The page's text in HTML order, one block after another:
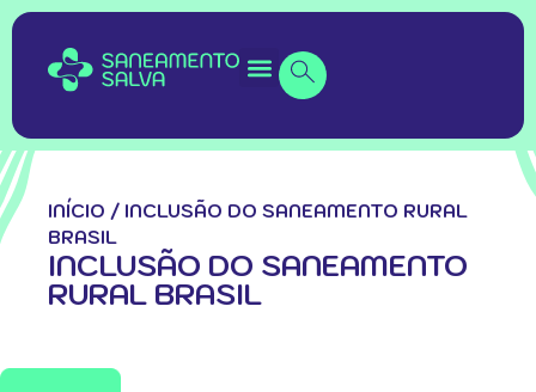
INÍCIO / INCLUSÃO DO SANEAMENTO RURAL
BRASIL
INCLUSÃO DO SANEAMENTO
RURAL BRASIL